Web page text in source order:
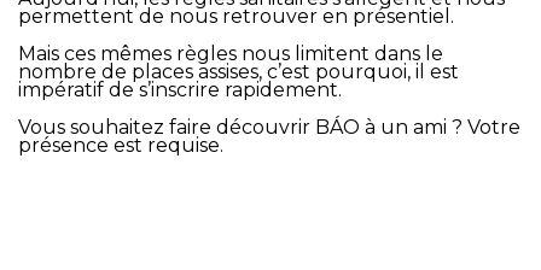
permettent de nous retrouver en présentiel.
Mais ces mêmes règles nous limitent dans le
nombre de places assises, c’est pourquoi, il est
impératif de s’inscrire rapidement.
Vous souhaitez faire découvrir BÁO à un ami ? Votre
présence est requise.